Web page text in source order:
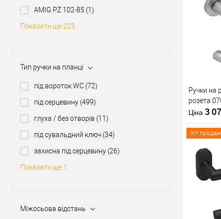
AMIG PZ 102-85 (1)
Показати ще 223
Тип ручки на планці
під вороток WC (72)
під серцевину (499)
глуха / без отворів (11)
під сувальдний ключ (34)
захисна під серцевину (26)
Показати ще 1
Міжосьова відстань
Матеріал
Модель
Матеріал
Країна
Модель
розеті
Ручки на
розета
Ціна 3
Хіт